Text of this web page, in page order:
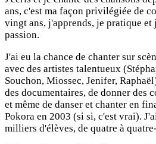
ans, c'est ma façon privilégiée de
vingt ans, j'apprends, je pratique et
passion.
J'ai eu la chance de chanter sur
avec des artistes talentueux
Souchon, Miossec, Jenifer,
des documentaires, de donner
et même de danser et chanter en
Pokora en 2003 (si si, c'est vrai).
milliers d'élèves, de quatre à